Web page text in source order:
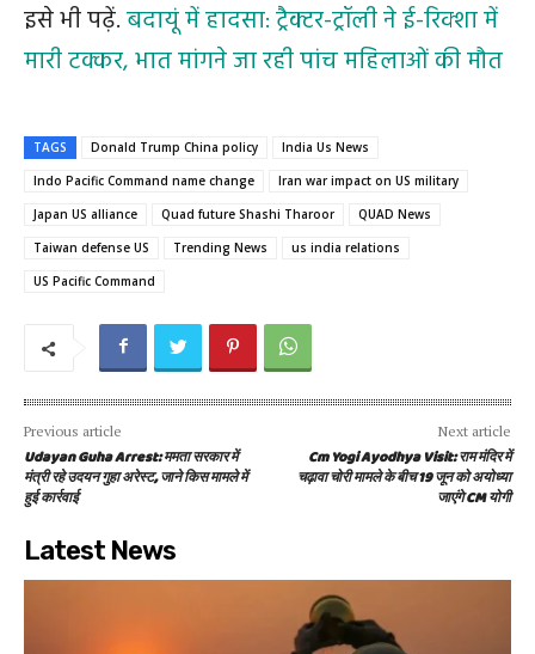
इसे भी पढ़ें.बदायूं में हादसा: ट्रैक्टर-ट्रॉली ने ई-रिक्शा में
मारी टक्कर, भात मांगने जा रही पांच महिलाओं की मौत
TAGS Donald Trump China policy
India Us News
Indo Pacific Command name change
Iran war impact on US military
Japan US alliance
Quad future Shashi Tharoor
QUAD News
Taiwan defense US
Trending News
us india relations
US Pacific Command
Previous article
Udayan Guha Arrest: ममता सरकार में
मंत्री रहे उदयन गुहा अरेस्ट, जाने किस मामले में
हुई कार्रवाई
Next article
Cm Yogi Ayodhya Visit: राम मंदिर में
चढ़ावा चोरी मामले के बीच 19 जून को अयोध्या
जाएंगे CM योगी
Latest News